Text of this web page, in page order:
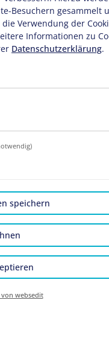
bei unserem
Frühstücksbuffet
Besuchern gesammelt
Verwendung der
Informationen zu
Datenschutzerklärung.
speichern
websedit